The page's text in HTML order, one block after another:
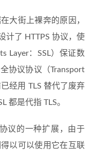
大街上裸奔的原因，
计了 HTTPS 协议，使
Layer：SSL）保证数
协议协议（Transport
经用 TLS 替代了废弃
都是代指 TLS。
议的一种扩展，由于
以可以使用它在互联